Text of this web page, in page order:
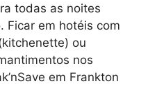
todas as noites
Ficar em hotéis com
ou
nos
em Frankton